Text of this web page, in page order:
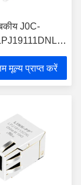
J0C-
100 बेस-TX
मूल्य प्राप्त करें